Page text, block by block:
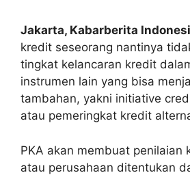
Jakarta, Kabarberita
kredit seseorang nantinya
tingkat kelancaran kredit
instrumen lain yang bisa
tambahan, yakni initiative
atau pemeringkat kredit
PKA akan membuat penilaian
atau perusahaan ditentukan